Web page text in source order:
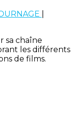
sa chaîne
les différents
de films.